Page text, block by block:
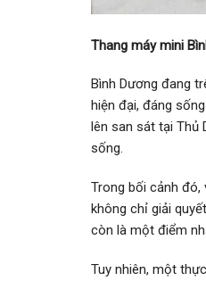
Thang máy mini
Bình Dương đang
hiện đại, đáng
lên san sát tại Thủ
sống.
Trong bối cảnh
không chỉ giải
còn là một điểm
Tuy nhiên, một